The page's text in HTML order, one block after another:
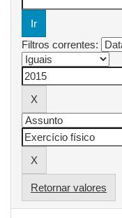
Filtros correntes:
Retornar valores